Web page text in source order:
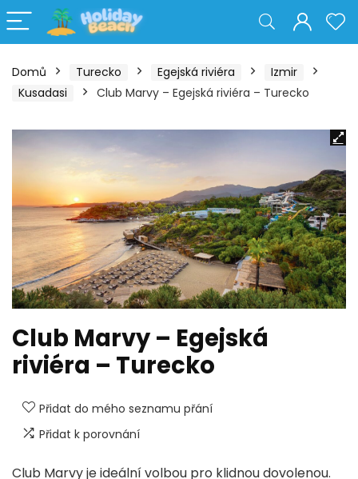
Domů Turecko Egejská riviéra
Izmir
Kusadasi
Club Marvy – Egejská riviéra – Turecko
Club Marvy – Egejská
riviéra – Turecko
Přidat do mého seznamu přání
Přidat k porovnání
Club Marvy je ideální volbou pro klidnou dovolenou.